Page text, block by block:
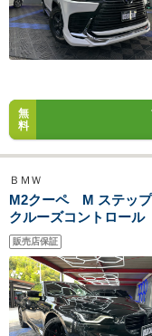
無
料
ＢＭＷ
M2クーペ M ステッ
クルーズコントロー
シスト 純正ドライブ
イト
販売店保証